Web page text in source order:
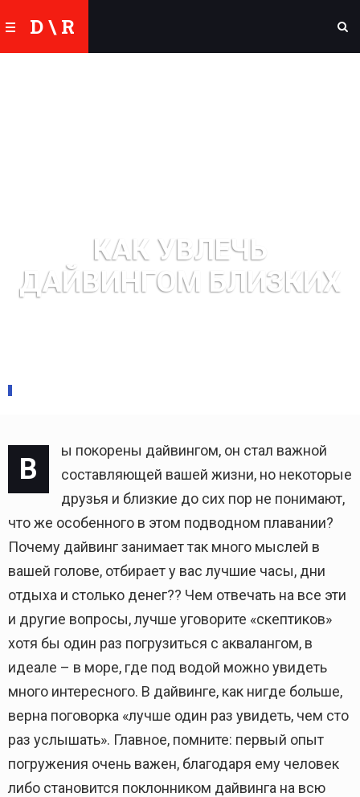
D \ R
КАК УВЛЕЧЬ
ДАЙВИНГОМ БЛИЗКИХ
В
ы покорены дайвингом, он стал важной
составляющей вашей жизни, но некоторые
друзья и близкие до сих пор не понимают,
что же особенного в этом подводном плавании?
Почему дайвинг занимает так много мыслей в
вашей голове, отбирает у вас лучшие часы, дни
отдыха и столько денег?? Чем отвечать на все эти
и другие вопросы, лучше уговорите «скептиков»
хотя бы один раз погрузиться с аквалангом, в
идеале – в море, где под водой можно увидеть
много интересного. В дайвинге, как нигде больше,
верна поговорка «лучше один раз увидеть, чем сто
раз услышать». Главное, помните: первый опыт
погружения очень важен, благодаря ему человек
либо становится поклонником дайвинга на всю